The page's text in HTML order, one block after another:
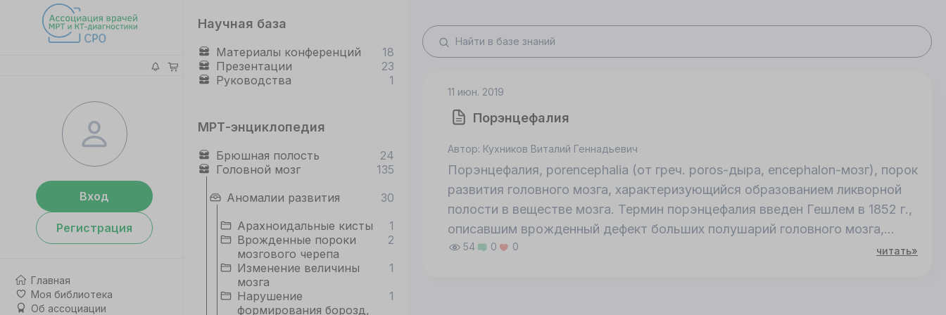
Вход
Регистрация
Главная
Моя библиотека
Об ассоциации
Научная база
Материалы конференций
18
Презентации
23
Руководства
1
МРТ-энциклопедия
Брюшная полость
24
Головной мозг
135
Аномалии развития
30
Арахноидальные кисты
1
Врожденные пороки
мозгового черепа
2
Изменение величины
мозга
1
Нарушение
формирования борозд,
1
11 июн. 2019
Порэнцефалия
Автор: Кухников Виталий Геннадьевич
Порэнцефалия, porencephalia (от греч. poros-дыра, encephalon-мозг), порок
развития головного мозга, характеризующийся образованием ликворной
полости в веществе мозга. Термин порэнцефалия введен Гешлем в 1852 г.,
описавшим врожденный дефект больших полушарий головного мозга,
простиравшийся от коры головного мозга до стенки бокового желудочка.
54 0 0 читать»